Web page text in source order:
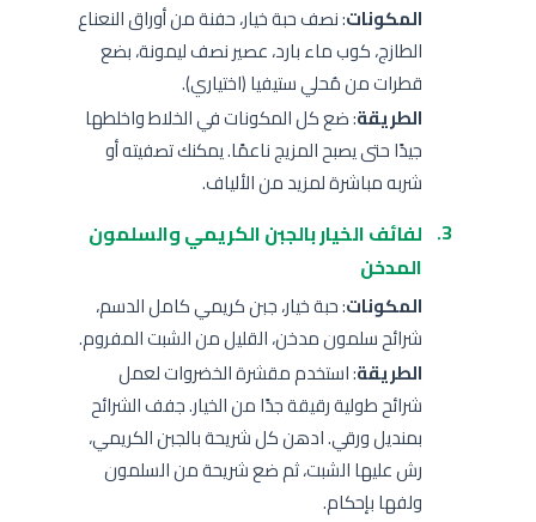
المكونات: نصف حبة خيار، حفنة من أوراق النعناع
الطازج، كوب ماء بارد، عصير نصف ليمونة، بضع
قطرات من مُحلي ستيفيا (اختياري).
الطريقة: ضع كل المكونات في الخلاط واخلطها
جيدًا حتى يصبح المزيج ناعمًا. يمكنك تصفيته أو
شربه مباشرة لمزيد من الألياف.
لفائف الخيار بالجبن الكريمي والسلمون
المدخن
المكونات: حبة خيار، جبن كريمي كامل الدسم،
شرائح سلمون مدخن، القليل من الشبت المفروم.
الطريقة: استخدم مقشرة الخضروات لعمل
شرائح طولية رقيقة جدًا من الخيار. جفف الشرائح
بمنديل ورقي. ادهن كل شريحة بالجبن الكريمي،
رش عليها الشبت، ثم ضع شريحة من السلمون
ولفها بإحكام.